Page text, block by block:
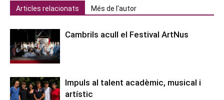
Articles relacionats Més de l'autor
Cambrils acull el Festival ArtNus
Impuls al talent acadèmic, musical i
artístic